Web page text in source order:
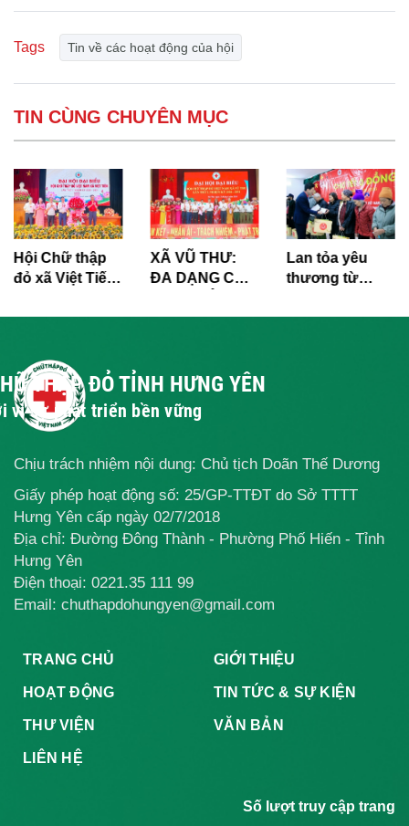
Tags Tin về các hoạt động của hội
TIN CÙNG CHUYÊN MỤC
Hội Chữ thập
đỏ xã Việt Tiến
đại biểu lần thứ
2026 - 2031
XÃ VŨ THƯ:
ĐA DẠNG CÁC
CỨU TRỢ XÃ
Lan tỏa yêu
thương từ
“Tết Nhân ái”
THẬP ĐỎ TỈNH HƯNG YÊN
vì sự phát triển bền vững
Chịu trách nhiệm nội dung: Chủ tịch Doãn Thế Dương
Giấy phép hoạt động số: 25/GP-TTĐT do Sở TTTT
Hưng Yên cấp ngày 02/7/2018
Địa chỉ: Đường Đông Thành - Phường Phố Hiến - Tỉnh
Hưng Yên
Điện thoại: 0221.35 111 99
Email: chuthapdohungyen@gmail.com
TRANG CHỦ GIỚI THIỆU
HOẠT ĐỘNG TIN TỨC & SỰ KIỆN
THƯ VIỆN VĂN BẢN
LIÊN HỆ
Số lượt truy cập trang